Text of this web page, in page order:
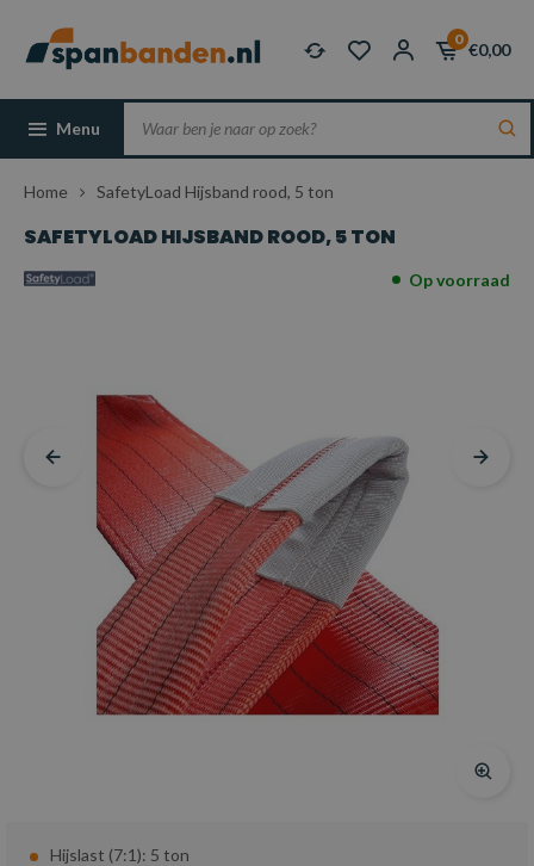
0
€0,00
Menu
Home SafetyLoad Hijsband rood, 5 ton
SAFETYLOAD HIJSBAND ROOD, 5 TON
Op voorraad
Hijslast (7:1): 5 ton